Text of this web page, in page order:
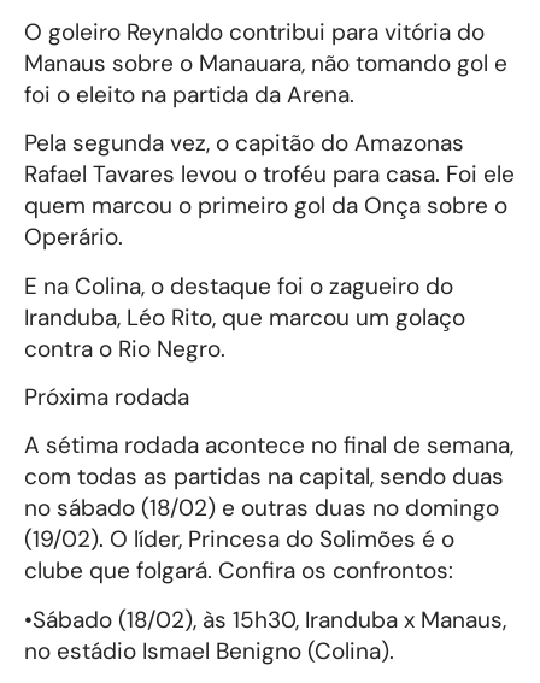
O goleiro Reynaldo contribui para vitória do
Manaus sobre o Manauara, não tomando gol e
foi o eleito na partida da Arena.
Pela segunda vez, o capitão do Amazonas
Rafael Tavares levou o troféu para casa. Foi ele
quem marcou o primeiro gol da Onça sobre o
Operário.
E na Colina, o destaque foi o zagueiro do
Iranduba, Léo Rito, que marcou um golaço
contra o Rio Negro.
Próxima rodada
A sétima rodada acontece no final de semana,
com todas as partidas na capital, sendo duas
no sábado (18/02) e outras duas no domingo
(19/02). O líder, Princesa do Solimões é o
clube que folgará. Confira os confrontos:
•Sábado (18/02), às 15h30, Iranduba x Manaus,
no estádio Ismael Benigno (Colina).